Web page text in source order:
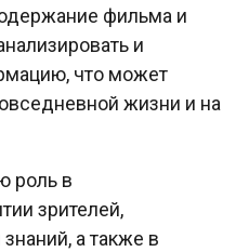
фильма и
и
что может
жизни и на
роль в
зрителей,
а также в